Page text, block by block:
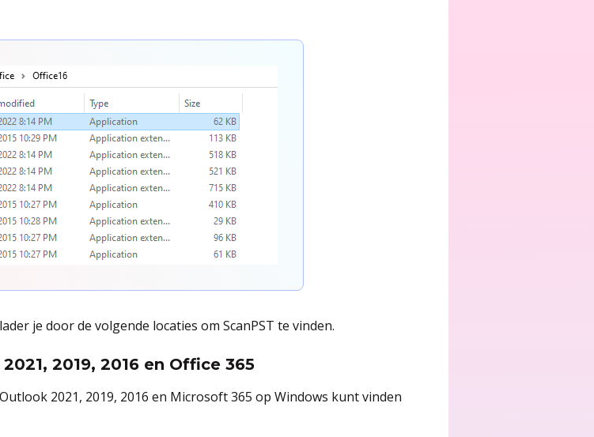
je door de volgende locaties om ScanPST te vinden.
2019, 2016 en Office 365
2021, 2019, 2016 en Microsoft 365 op Windows kunt vinden